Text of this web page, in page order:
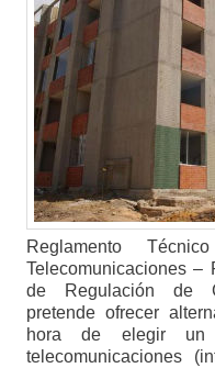
Reglamento
Telecomunicaciones –
de Regulación de
pretende ofrecer
hora de elegir un
telecomunicaciones